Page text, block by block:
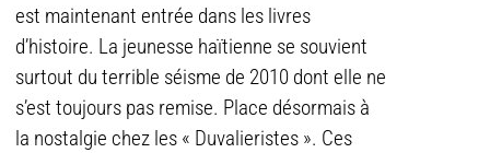
est maintenant entrée dans les livres
d’histoire. La jeunesse haïtienne se souvient
surtout du terrible séisme de 2010 dont elle ne
s’est toujours pas remise. Place désormais à
la nostalgie chez les « Duvalieristes ». Ces